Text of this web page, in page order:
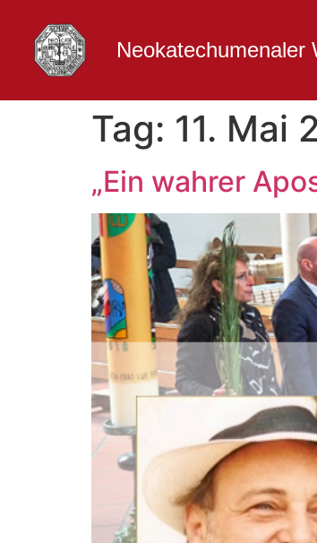
Neokatechumenaler
Tag: 11. Mai
„Ein wahrer